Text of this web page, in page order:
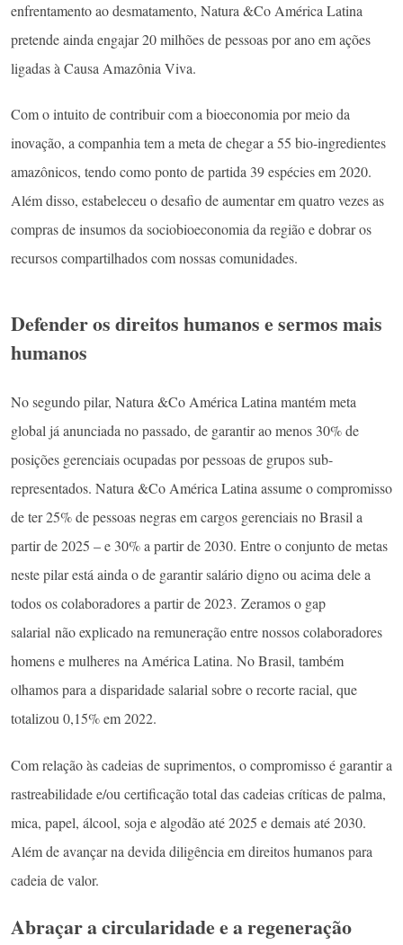
enfrentamento ao desmatamento, Natura &Co América Latina
pretende ainda engajar 20 milhões de pessoas por ano em ações
ligadas à Causa Amazônia Viva.
Com o intuito de contribuir com a bioeconomia por meio da
inovação, a companhia tem a meta de chegar a 55 bio-ingredientes
amazônicos, tendo como ponto de partida 39 espécies em 2020.
Além disso, estabeleceu o desafio de aumentar em quatro vezes as
compras de insumos da sociobioeconomia da região e dobrar os
recursos compartilhados com nossas comunidades.
Defender os direitos humanos e sermos mais
humanos
No segundo pilar, Natura &Co América Latina mantém meta
global já anunciada no passado, de garantir ao menos 30% de
posições gerenciais ocupadas por pessoas de grupos sub-
representados. Natura &Co América Latina assume o compromisso
de ter 25% de pessoas negras em cargos gerenciais no Brasil a
partir de 2025 – e 30% a partir de 2030. Entre o conjunto de metas
neste pilar está ainda o de garantir salário digno ou acima dele a
todos os colaboradores a partir de 2023. Zeramos o gap
salarial não explicado na remuneração entre nossos colaboradores
homens e mulheres na América Latina. No Brasil, também
olhamos para a disparidade salarial sobre o recorte racial, que
totalizou 0,15% em 2022.
Com relação às cadeias de suprimentos, o compromisso é garantir a
rastreabilidade e/ou certificação total das cadeias críticas de palma,
mica, papel, álcool, soja e algodão até 2025 e demais até 2030.
Além de avançar na devida diligência em direitos humanos para
cadeia de valor.
Abraçar a circularidade e a regeneração